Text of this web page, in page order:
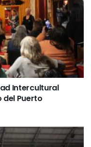
Intercultural
del Puerto